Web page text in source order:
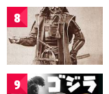
8
9